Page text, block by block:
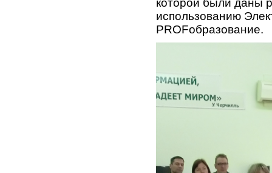
использованию
PROFобразование.